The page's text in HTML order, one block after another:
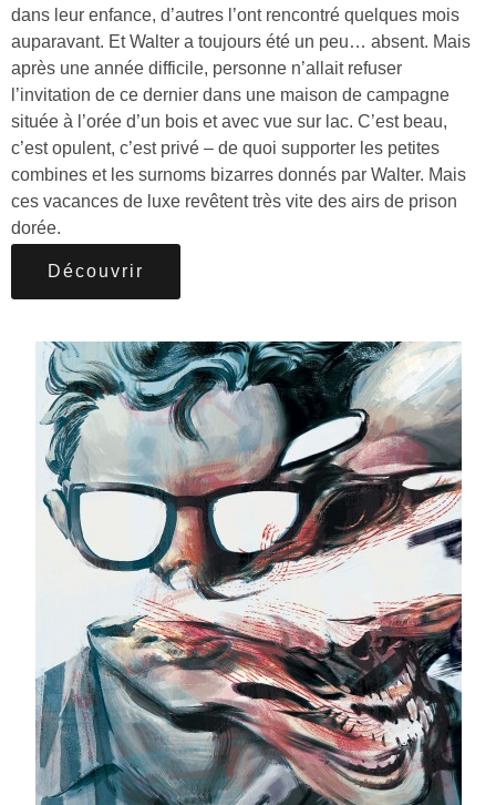
dans leur enfance, d’autres l’ont rencontré quelques mois
auparavant. Et Walter a toujours été un peu… absent. Mais
après une année difficile, personne n’allait refuser
l’invitation de ce dernier dans une maison de campagne
située à l’orée d’un bois et avec vue sur lac. C’est beau,
c’est opulent, c’est privé – de quoi supporter les petites
combines et les surnoms bizarres donnés par Walter. Mais
ces vacances de luxe revêtent très vite des airs de prison
dorée.
Découvrir